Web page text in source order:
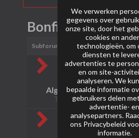
Bonfireworks
Subforums
Algemeen
Topics: 0 Berichten: 0
We verwerken
gegevens over
onze site, door het
cookies en
technologieën, om
diensten te
advertenties te
en om site-
analyseren. We
bepaalde informatie
gebruikers delen
advertentie- en
analysepartners.
ons Privacybeleid
informatie.